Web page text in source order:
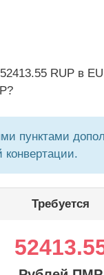
RUP в
пунктами
конвертации.
Требуется